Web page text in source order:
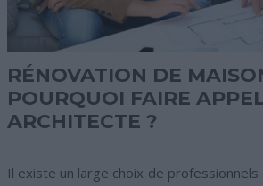
RÉNOVATION DE
POURQUOI FAIRE
ARCHITECTE ?
Il existe un large choix de